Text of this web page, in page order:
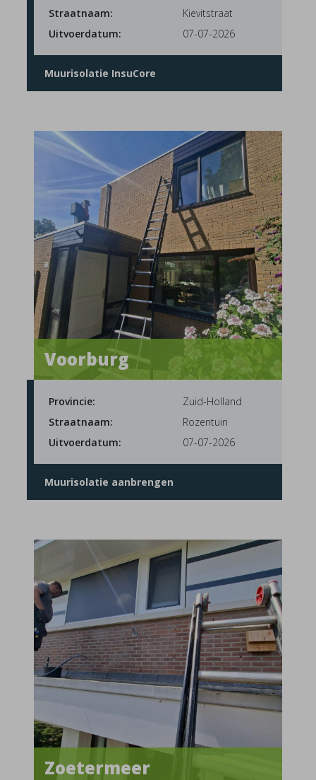
Straatnaam:
Kievitstraat
Uitvoerdatum:
07-07-2026
Muurisolatie InsuCore
Voorburg
Provincie:
Zuid-Holland
Straatnaam:
Rozentuin
Uitvoerdatum:
07-07-2026
Muurisolatie aanbrengen
Zoetermeer